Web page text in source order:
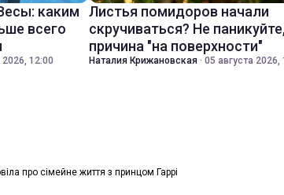
каким
всего
2026, 12:00
Листья помидоров начали
скручиваться? Не
причина "на поверхности"
Наталия Крижановская · 05 августа 2026,
про сімейне життя з принцом Гаррі